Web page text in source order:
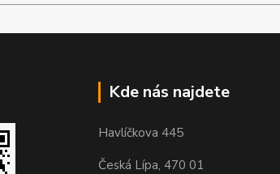
Kde nás najdete
Havlíčkova 445
Česká Lípa, 470 01